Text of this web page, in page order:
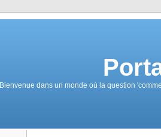
Bienvenue dans un monde où la question